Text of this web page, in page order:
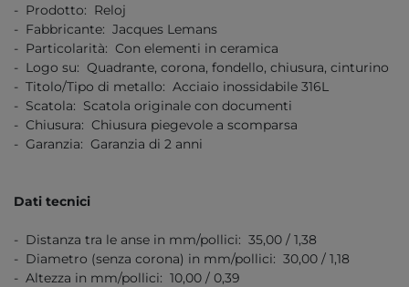
- Prodotto: Reloj
- Fabbricante: Jacques Lemans
- Particolarità: Con elementi in ceramica
- Logo su: Quadrante, corona, fondello, chiusura, cinturino
- Titolo/Tipo di metallo: Acciaio inossidabile 316L
- Scatola: Scatola originale con documenti
- Chiusura: Chiusura piegevole a scomparsa
- Garanzia: Garanzia di 2 anni
Dati tecnici
- Distanza tra le anse in mm/pollici: 35,00 / 1,38
- Diametro (senza corona) in mm/pollici: 30,00 / 1,18
- Altezza in mm/pollici: 10,00 / 0,39